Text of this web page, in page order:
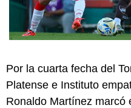
Por la cuarta fecha del
Platense e Instituto
Ronaldo Martínez marcó